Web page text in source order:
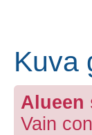
Kuva
Alueen
Vain